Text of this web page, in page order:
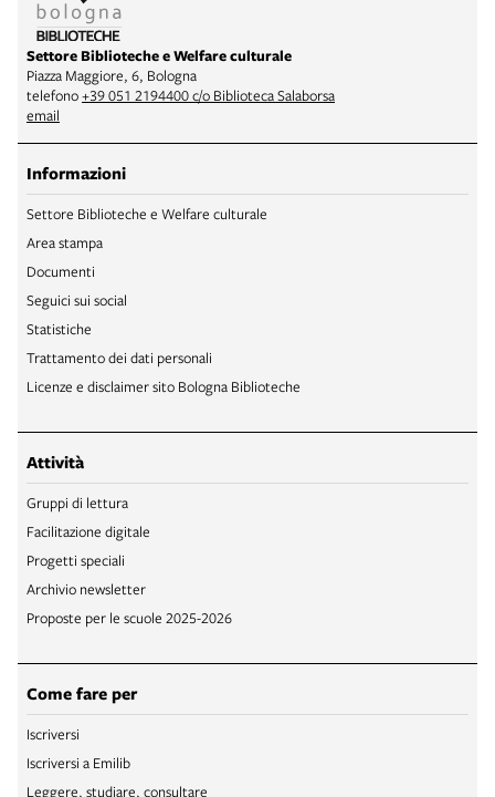
Settore Biblioteche e Welfare culturale
Piazza Maggiore, 6, Bologna
telefono+39 051 2194400 c/o Biblioteca Salaborsa
email
Informazioni
Settore Biblioteche e Welfare culturale
Area stampa
Documenti
Seguici sui social
Statistiche
Trattamento dei dati personali
Licenze e disclaimer sito Bologna Biblioteche
Attività
Gruppi di lettura
Facilitazione digitale
Progetti speciali
Archivio newsletter
Proposte per le scuole 2025-2026
Come fare per
Iscriversi
Iscriversi a Emilib
Leggere, studiare, consultare